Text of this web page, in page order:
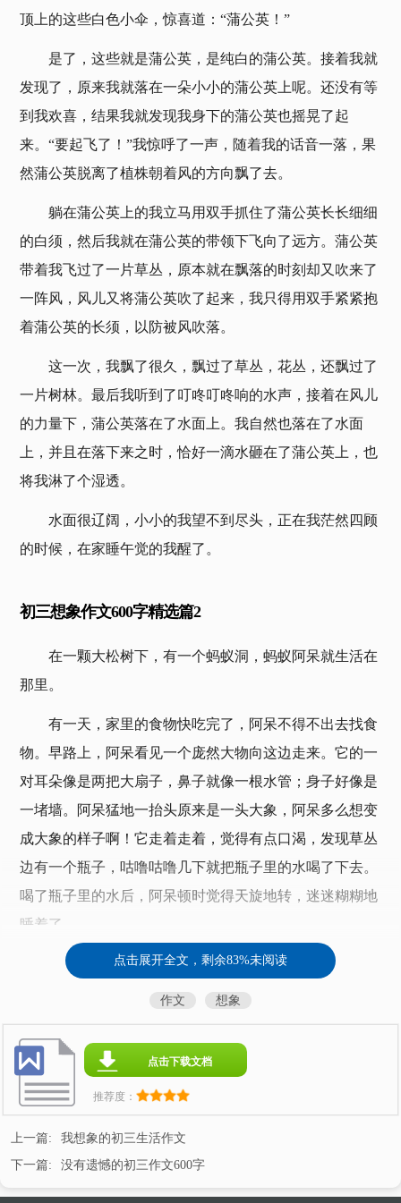
顶上的这些白色小伞，惊喜道：“蒲公英！”
是了，这些就是蒲公英，是纯白的蒲公英。接着我就
发现了，原来我就落在一朵小小的蒲公英上呢。还没有等
到我欢喜，结果我就发现我身下的蒲公英也摇晃了起
来。“要起飞了！”我惊呼了一声，随着我的话音一落，果
然蒲公英脱离了植株朝着风的方向飘了去。
躺在蒲公英上的我立马用双手抓住了蒲公英长长细细
的白须，然后我就在蒲公英的带领下飞向了远方。蒲公英
带着我飞过了一片草丛，原本就在飘落的时刻却又吹来了
一阵风，风儿又将蒲公英吹了起来，我只得用双手紧紧抱
着蒲公英的长须，以防被风吹落。
这一次，我飘了很久，飘过了草丛，花丛，还飘过了
一片树林。最后我听到了叮咚叮咚响的水声，接着在风儿
的力量下，蒲公英落在了水面上。我自然也落在了水面
上，并且在落下来之时，恰好一滴水砸在了蒲公英上，也
将我淋了个湿透。
水面很辽阔，小小的我望不到尽头，正在我茫然四顾
的时候，在家睡午觉的我醒了。
初三想象作文600字精选篇2
在一颗大松树下，有一个蚂蚁洞，蚂蚁阿呆就生活在
那里。
有一天，家里的食物快吃完了，阿呆不得不出去找食
物。早路上，阿呆看见一个庞然大物向这边走来。它的一
对耳朵像是两把大扇子，鼻子就像一根水管；身子好像是
一堵墙。阿呆猛地一抬头原来是一头大象，阿呆多么想变
成大象的样子啊！它走着走着，觉得有点口渴，发现草丛
边有一个瓶子，咕噜咕噜几下就把瓶子里的水喝了下去。
喝了瓶子里的水后，阿呆顿时觉得天旋地转，迷迷糊糊地
睡着了。
一阵微风吹来，阿呆被惊醒了。当它站起来时，发现
任何事物变得比自己还小。阿呆有点疑惑不解：是我变大
了还是事物变小了呢？这时阿呆发现自己喝过的那瓶水，
上面写着“巨人药水”，原来，凡是喝过“巨人药水”的人，
都会变大。阿呆这才意识到是自己变大了，非常开心。草
丛里走来一头大象，阿呆对大象吼了一句：“我是王
者！”大地也随之震动起来，大象吓了一跳，撒腿就跑
了。阿呆高兴极了，自言自语地说：“变大了真好，连大
家都怕我了。”
点击展开全文，剩余83%未阅读
作文 想象
推荐度：
点击下载文档
上一篇:
我想象的初三生活作文
下一篇:
没有遗憾的初三作文600字